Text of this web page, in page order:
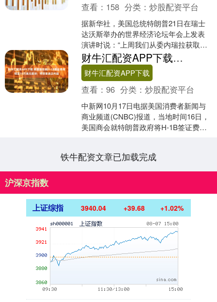
查看： 158 分类：炒股配资平台
据新华社，美国总统特朗普21日在瑞士
达沃斯举办的世界经济论坛年会上发表
演讲时说：“上周我们从委内瑞拉获取了
5000万桶原油。” 举报 相关阅读 中国-委
内瑞拉经....
财牛汇配资APP下载 美国商会就H-1B签证费用增至10万美元提诉：将损害美企利益
财牛汇配资APP下载
查看：96 分类：炒股配资平台
中新网10月17日电据美国消费者新闻与
商业频道(CNBC)报道，当地时间16日，
美国商会就特朗普政府将H-1B签证费用
铁牛配资文章已加载完成
沪深京指数
上证综指 3940.04 +39.68 +1.02%